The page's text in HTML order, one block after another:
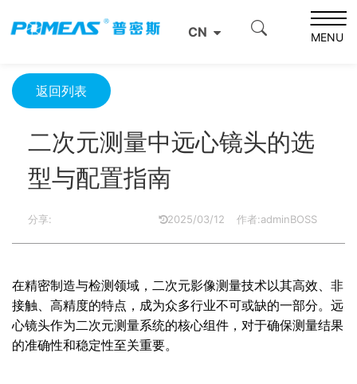
CN MENU
二次元测量中远心镜头的选型与配置指南
返回列表
二次元测量中远心镜头的选
型与配置指南
分享: 2025/03/12 作者:adminBOSS
在精密制造与检测领域，二次元影像测量技术以其高效、非
接触、高精度的特点，成为众多行业不可或缺的一部分。远
心镜头作为二次元测量系统的核心组件，对于确保测量结果
的准确性和稳定性至关重要。